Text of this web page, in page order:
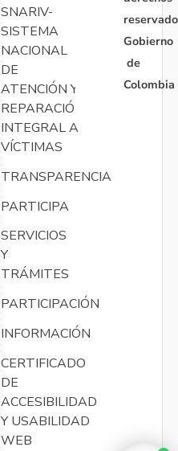
SNARIV-
SISTEMA
NACIONAL
DE
ATENCIÓN Y
REPARACIÓN
INTEGRAL A
VÍCTIMAS
TRANSPARENCIA
PARTICIPA
SERVICIOS
Y
TRÁMITES
PARTICIPACIÓN
INFORMACIÓN
CERTIFICADO
DE
ACCESIBILIDAD
Y USABILIDAD
WEB
Gobierno
de
Colombia